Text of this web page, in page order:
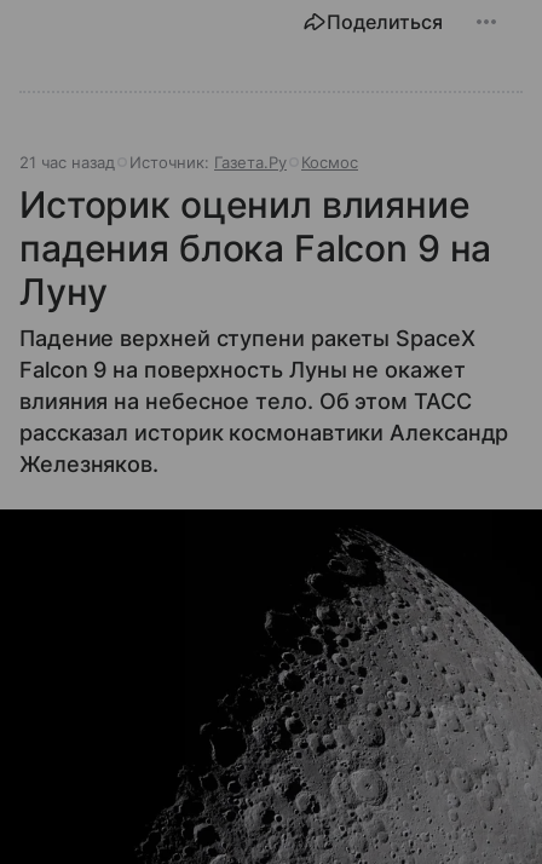
Поделиться
21 час назад Источник: Газета.Ру Космос
Историк оценил влияние
падения блока Falcon 9 на
Луну
Падение верхней ступени ракеты SpaceX
Falcon 9 на поверхность Луны не окажет
влияния на небесное тело. Об этом ТАСС
рассказал историк космонавтики Александр
Железняков.